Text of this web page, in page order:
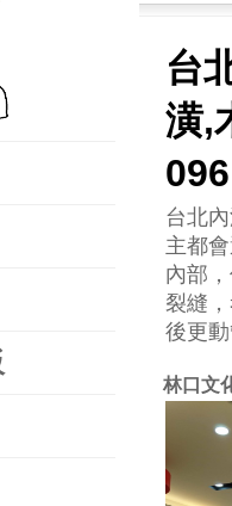
台
潢,
台北
主都
內部
裂縫
後更
林口文